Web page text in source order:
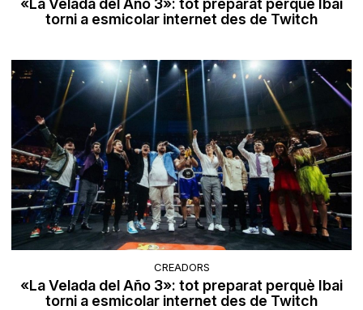
«La Velada del Año 3»: tot preparat perquè Ibai
torni a esmicolar internet des de Twitch
CREADORS
«La Velada del Año 3»: tot preparat perquè Ibai
torni a esmicolar internet des de Twitch